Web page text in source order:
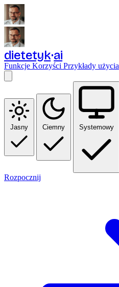
dietetyk ai
Funkcje Korzyści Przykłady użycia
Jasny Ciemny Systemowy
Rozpocznij